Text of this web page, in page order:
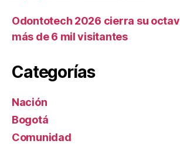
Odontotech 2026 cierra su
más de 6 mil visitantes
Categorías
Nación
Bogotá
Comunidad